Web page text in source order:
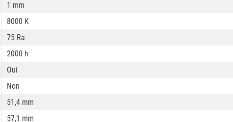
1 mm
8000 K
75 Ra
2000 h
Oui
Non
51,4 mm
57,1 mm